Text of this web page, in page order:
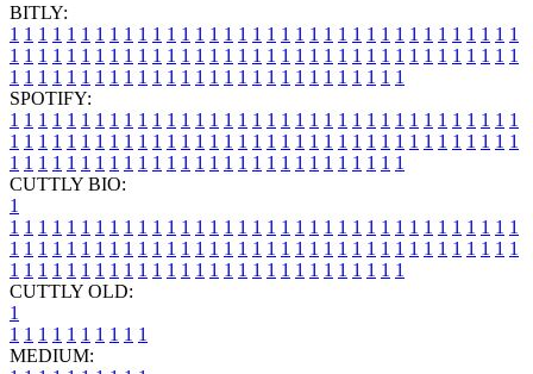
BITLY:
1 1 1 1 1 1 1 1 1 1 1 1 1 1 1 1 1 1 1 1 1 1 1 1 1 1 1 1 1 1 1 1 1 1 1 1
1 1 1 1 1 1 1 1 1 1 1 1 1 1 1 1 1 1 1 1 1 1 1 1 1 1 1 1 1 1 1 1 1 1 1 1
1 1 1 1 1 1 1 1 1 1 1 1 1 1 1 1 1 1 1 1 1 1 1 1 1 1 1 1
SPOTIFY:
1 1 1 1 1 1 1 1 1 1 1 1 1 1 1 1 1 1 1 1 1 1 1 1 1 1 1 1 1 1 1 1 1 1 1 1
1 1 1 1 1 1 1 1 1 1 1 1 1 1 1 1 1 1 1 1 1 1 1 1 1 1 1 1 1 1 1 1 1 1 1 1
1 1 1 1 1 1 1 1 1 1 1 1 1 1 1 1 1 1 1 1 1 1 1 1 1 1 1 1
CUTTLY BIO:
1
1 1 1 1 1 1 1 1 1 1 1 1 1 1 1 1 1 1 1 1 1 1 1 1 1 1 1 1 1 1 1 1 1 1 1 1
1 1 1 1 1 1 1 1 1 1 1 1 1 1 1 1 1 1 1 1 1 1 1 1 1 1 1 1 1 1 1 1 1 1 1 1
1 1 1 1 1 1 1 1 1 1 1 1 1 1 1 1 1 1 1 1 1 1 1 1 1 1 1 1
CUTTLY OLD:
1
1 1 1 1 1 1 1 1 1 1
MEDIUM: